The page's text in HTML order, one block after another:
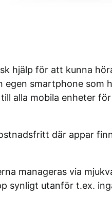
hjälp för att kunna
egen smartphone som
alla mobila enheter
där appar
manageras via
synligt utanför t.ex.